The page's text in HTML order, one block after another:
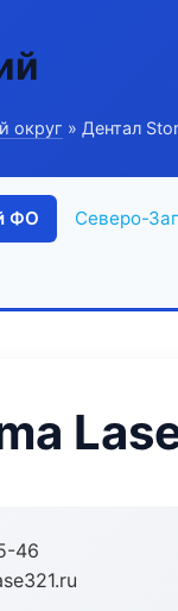
округ » Дентал
ФО Северо-
46